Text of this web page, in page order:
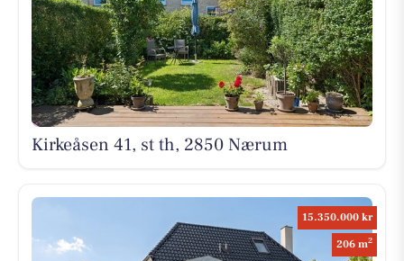
Kirkeåsen 41, st th, 2850 Nærum
15.350.000 kr
206 m2